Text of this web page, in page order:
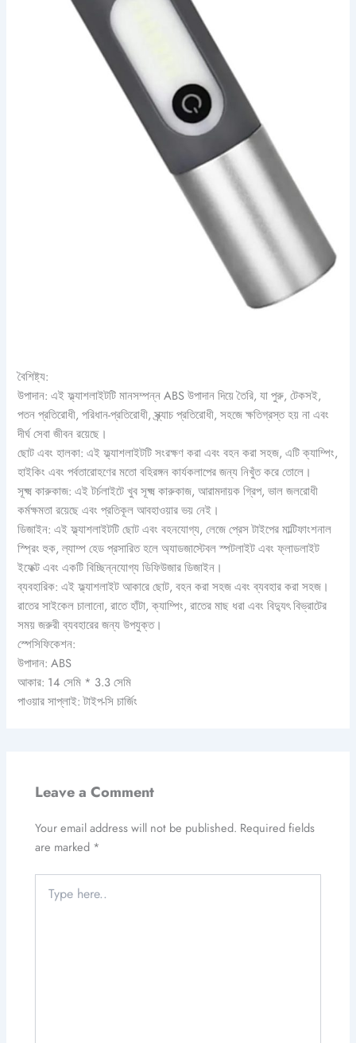
বৈশিষ্ট্য:
উপাদান: এই ফ্ল্যাশলাইটটি মানসম্পন্ন ABS উপাদান দিয়ে তৈরি, যা পুরু, টেকসই,
পতন প্রতিরোধী, পরিধান-প্রতিরোধী, স্ক্র্যাচ প্রতিরোধী, সহজে ক্ষতিগ্রস্ত হয় না এবং
দীর্ঘ সেবা জীবন রয়েছে।
ছোট এবং হালকা: এই ফ্ল্যাশলাইটটি সংরক্ষণ করা এবং বহন করা সহজ, এটি ক্যাম্পিং,
হাইকিং এবং পর্বতারোহণের মতো বহিরঙ্গন কার্যকলাপের জন্য নিখুঁত করে তোলে।
সূক্ষ্ম কারুকাজ: এই টর্চলাইটে খুব সূক্ষ্ম কারুকাজ, আরামদায়ক গ্রিপ, ভাল জলরোধী
কর্মক্ষমতা রয়েছে এবং প্রতিকূল আবহাওয়ার ভয় নেই।
ডিজাইন: এই ফ্ল্যাশলাইটটি ছোট এবং বহনযোগ্য, লেজে প্রেস টাইপের মাল্টিফাংশনাল
স্প্রিং হুক, ল্যাম্প হেড প্রসারিত হলে অ্যাডজাস্টেবল স্পটলাইট এবং ফ্লাডলাইট
ইফেক্ট এবং একটি বিচ্ছিন্নযোগ্য ডিফিউজার ডিজাইন।
ব্যবহারিক: এই ফ্ল্যাশলাইট আকারে ছোট, বহন করা সহজ এবং ব্যবহার করা সহজ।
রাতের সাইকেল চালানো, রাতে হাঁটা, ক্যাম্পিং, রাতের মাছ ধরা এবং বিদ্যুৎ বিভ্রাটের
সময় জরুরী ব্যবহারের জন্য উপযুক্ত।
স্পেসিফিকেশন:
উপাদান: ABS
আকার: 14 সেমি * 3.3 সেমি
পাওয়ার সাপ্লাই: টাইপ-সি চার্জিং
Leave a Comment
Your email address will not be published. Required fields
are marked *
here..